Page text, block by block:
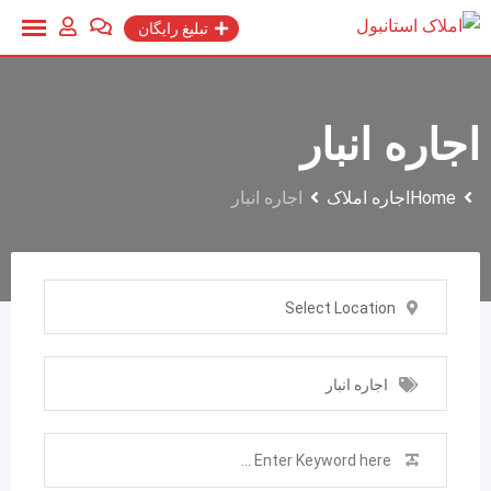
Skip
تبلیغ رایگان
اجاره انبار
Homeاجاره املاک اجاره انبار
Select Location
اجاره انبار